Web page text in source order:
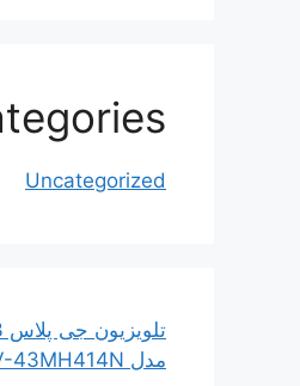
Uncategorized
مدل GTV-43MH414N